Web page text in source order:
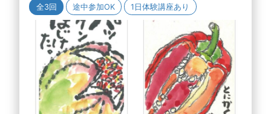
全3回 途中参加OK 1日体験講座あり